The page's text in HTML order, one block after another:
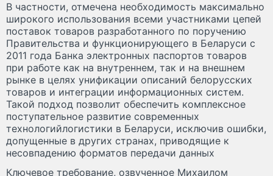
В частности, отмечена необходимость максимально
широкого использования всеми участниками цепей
поставок товаров разработанного по поручению
Правительства и функционирующего в Беларуси с
2011 года Банка электронных паспортов товаров
при работе как на внутреннем, так и на внешнем
рынке в целях унификации описаний белорусских
товаров и интеграции информационных систем.
Такой подход позволит обеспечить комплексное
поступательное развитие современных
технологийлогистики в Беларуси, исключив ошибки,
допущенные в других странах, приводящие к
несовпадению форматов передачи данных
Ключевое требование, озвученное Михаилом